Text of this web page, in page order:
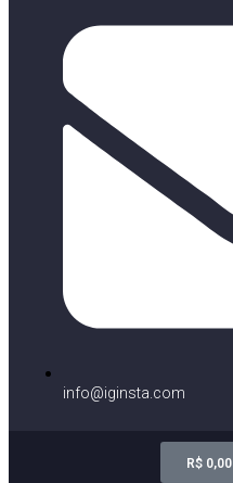
info@iginsta.com
R$0,00